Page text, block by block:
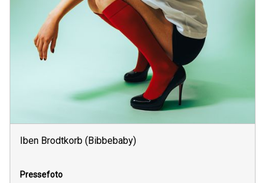
Iben Brodtkorb (Bibbebaby)
Pressefoto